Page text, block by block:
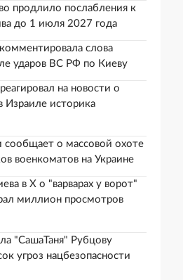
продлило послабления к
до 1 июля 2027 года
слова
ударов ВС РФ по Киеву
на новости о
Израиле историка
сообщает о массовой охоте
военкоматов на Украине
в X о "варварах у ворот"
миллион просмотров
"СашаТаня" Рубцову
угроз нацбезопасности